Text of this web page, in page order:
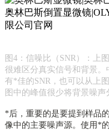
图 4：信噪比（SNR）：上
很难区分真实信号和背景。
有*佳的SNR，也可以从上
图中的峰值很少将背景噪声
*后，重要的是要提到样品
像中的主要噪声源。使用*